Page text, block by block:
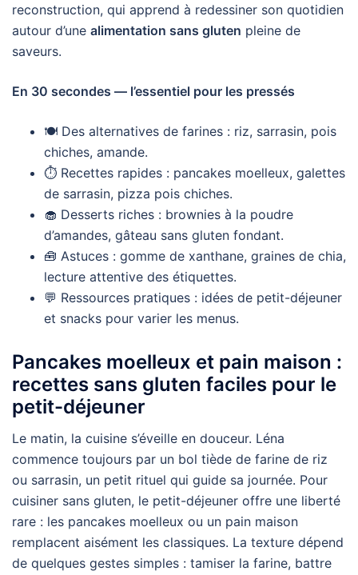
reconstruction, qui apprend à redessiner son quotidien
autour d’une alimentation sans gluten pleine de
saveurs.
En 30 secondes — l’essentiel pour les pressés
🍽️ Des alternatives de farines : riz, sarrasin, pois
chiches, amande.
⏱️ Recettes rapides : pancakes moelleux, galettes
de sarrasin, pizza pois chiches.
🧁 Desserts riches : brownies à la poudre
d’amandes, gâteau sans gluten fondant.
🧰 Astuces : gomme de xanthane, graines de chia,
lecture attentive des étiquettes.
💬 Ressources pratiques : idées de petit-déjeuner
et snacks pour varier les menus.
Pancakes moelleux et pain maison :
recettes sans gluten faciles pour le
petit-déjeuner
Le matin, la cuisine s’éveille en douceur. Léna
commence toujours par un bol tiède de farine de riz
ou sarrasin, un petit rituel qui guide sa journée. Pour
cuisiner sans gluten, le petit-déjeuner offre une liberté
rare : les pancakes moelleux ou un pain maison
remplacent aisément les classiques. La texture dépend
de quelques gestes simples : tamiser la farine, battre